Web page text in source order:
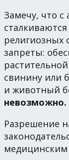
Замечу, что
запреты:
свинину или
и животный
невозможно.
Разрешение
медицинским